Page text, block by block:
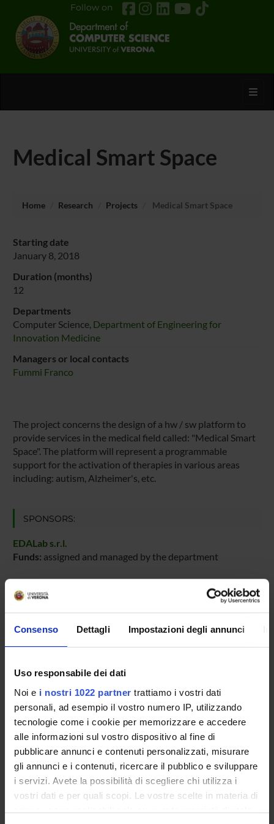
Consenso Dettagli Impostazioni degli annunci
Uso responsabile dei dati
Noi e i nostri 1022 partner trattiamo i vostri dati
personali, ad esempio il vostro numero IP, utilizzando
tecnologie come i cookie per memorizzare e accedere
alle informazioni sul vostro dispositivo al fine di
pubblicare annunci e contenuti personalizzati, misurare
gli annunci e i contenuti, ricercare il pubblico e sviluppare
i servizi. Avete la possibilità di scegliere chi utilizza i
vostri dati e per quali scopi. Le vostre scelte in materia di
privacy sono applicabili solo su questa proprietà digitale
Follow on
Medical Smart Space
Home Research Projects Medical Smart Space
Starting date
January 8, 2018
Duration (months)
12
Departments
Computer Science, Department of Engineering for
Innovation Medicine
Managers or local contacts
Fummi Franco
The project concerns the design of a hw / sw platform to
provide services in the medical field called: "Medical Smart
Space". The platform will represent a programmable
support for the activation of therapies in various areas
including: autism, Alzheimer's, etc.
SPONSORS:
EDALab s.r.l.
Funds: assigned and managed by the department
Franco Fummi
Full Professor
Graziano Pravadelli
Full Professor
ACTIVITIES
RESEARCH AREAS